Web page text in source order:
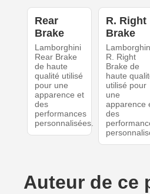
Rear
Brake
Lamborghini
Rear Brake
de haute
qualité utilisé
pour une
apparence et
des
performances
personnalisées.
R. Right
Brake
R. Right
Brake de
haute
utilisé pour
une
apparence
des
Auteur de ce